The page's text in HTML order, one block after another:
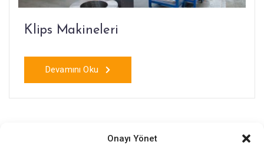
Onayı Yönet
Klips Makineleri
Devamını Oku